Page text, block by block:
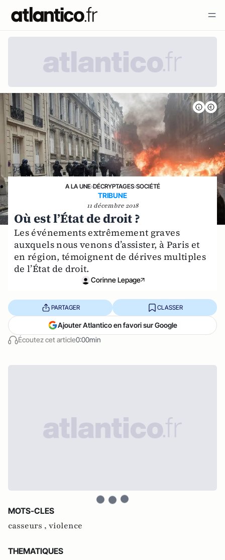
A LA UNE›DÉCRYPTAGES›SOCIÉTÉ
TRIBUNE
11 décembre 2018
Où est l’État de droit ?
Les événements extrêmement graves
auxquels nous venons d’assister, à Paris et
en région, témoignent de dérives multiples
de l’État de droit.
Corinne Lepage
Écoutez cet article0:00min
PARTAGER CLASSER
Ajouter Atlantico en favori sur Google
MOTS-CLES
casseurs , violence
THEMATIQUES